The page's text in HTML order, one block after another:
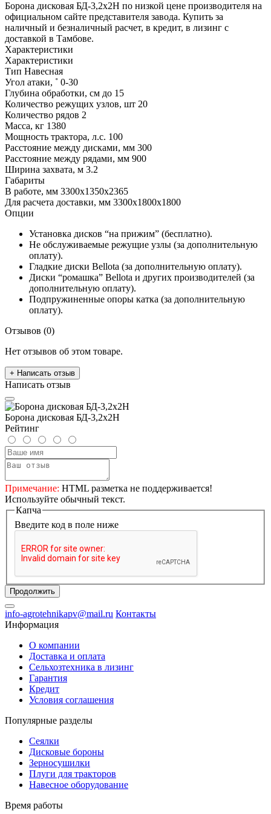
Борона дисковая БД-3,2х2Н по низкой цене производителя на
официальном сайте представителя завода. Купить за
наличный и безналичный расчет, в кредит, в лизинг с
доставкой в Тамбове.
Характеристики
Характеристики
Тип Навесная
Угол атаки, ˚ 0-30
Глубина обработки, см до 15
Количество режущих узлов, шт 20
Количество рядов 2
Масса, кг 1380
Мощность трактора, л.с. 100
Расстояние между дисками, мм 300
Расстояние между рядами, мм 900
Ширина захвата, м 3.2
Габариты
В работе, мм 3300х1350х2365
Для расчета доставки, мм 3300х1800х1800
Опции
Установка дисков “на прижим” (бесплатно).
Не обслуживаемые режущие узлы (за дополнительную
оплату).
Гладкие диски Bellota (за дополнительную оплату).
Диски “ромашка” Bellota и других производителей (за
дополнительную оплату).
Подпружиненные опоры катка (за дополнительную
оплату).
Отзывов (0)
Нет отзывов об этом товаре.
+ Написать отзыв
Написать отзыв
Борона дисковая БД-3,2х2Н
Рейтинг
Примечание: HTML разметка не поддерживается!
Используйте обычный текст.
Капча
Введите код в поле ниже
Продолжить
info-agrotehnikapv@mail.ru Контакты
Информация
О компании
Доставка и оплата
Сельхозтехника в лизинг
Гарантия
Кредит
Условия соглашения
Популярные разделы
Сеялки
Дисковые бороны
Зерносушилки
Плуги для тракторов
Навесное оборудование
Время работы